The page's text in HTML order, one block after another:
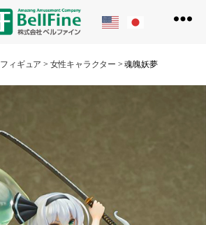
フ
イ
フィギュア > 女性キャラクター >魂魄妖夢